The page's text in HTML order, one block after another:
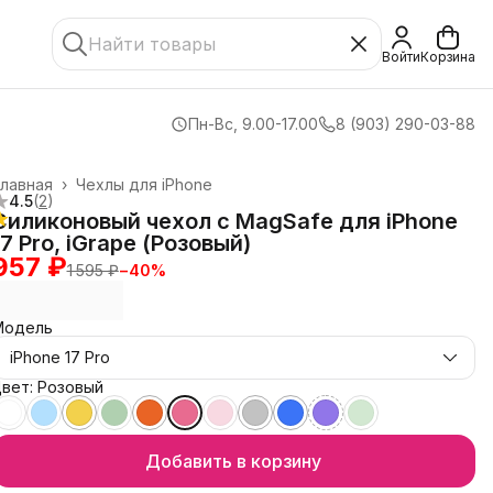
ВойтиКорзина
Пн-Вс, 9.00-17.00 8 (903) 290-03-88
Чехлы для iPhone
›
4.5(2)
чехол с MagSafe для iPhone
Pro, iGrape (Розовый)
₽1 595 ₽−40%
iPhone 17 Pro
Розовый
Добавить в корзину